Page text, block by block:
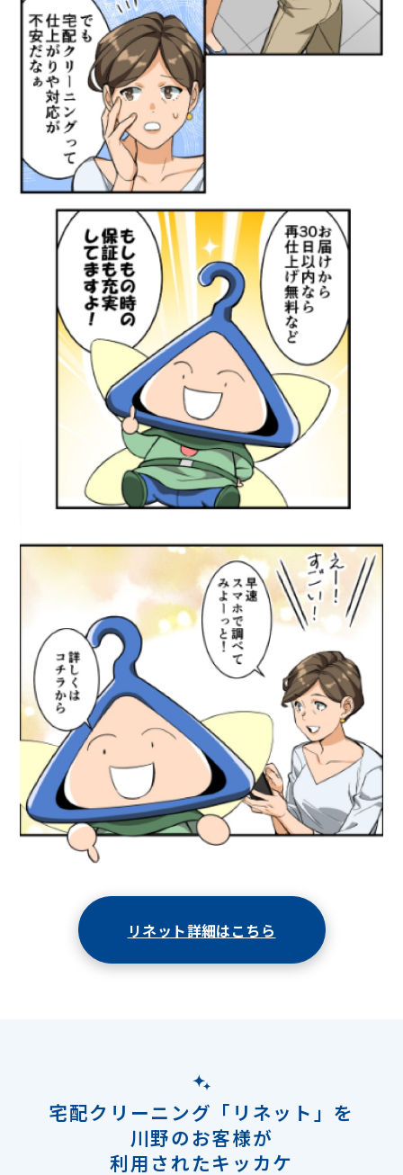
リネット詳細はこちら
宅配クリーニング「リネット」を
川野のお客様が
利用されたキッカケ